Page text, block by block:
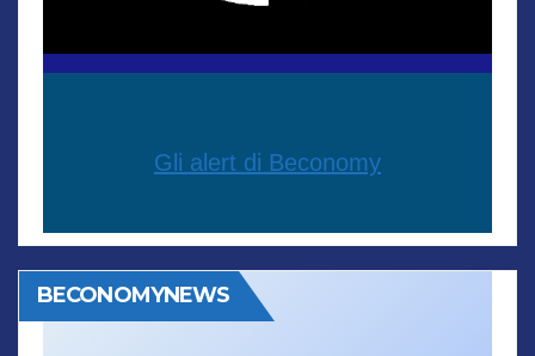
Gli alert di Beconomy
BECONOMYNEWS